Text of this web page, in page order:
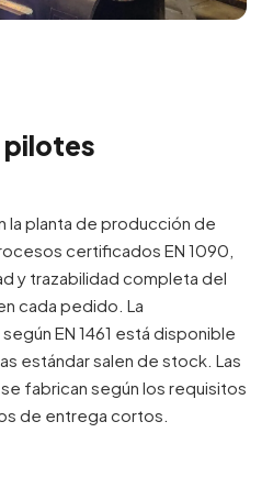
pilotes
la planta de producción de
certificados EN 1090,
y trazabilidad completa del
cada pedido. La
EN 1461 está disponible
estándar salen de stock. Las
fabrican según los requisitos
de entrega cortos.